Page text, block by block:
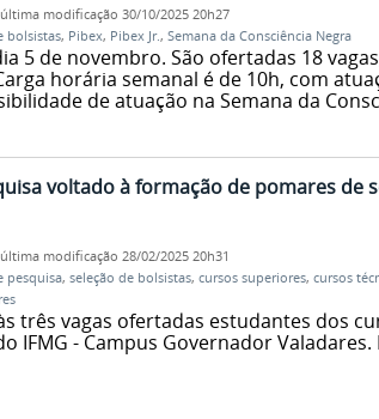
última modificação 30/10/2025 20h27
bolsistas, Pibex, Pibex Jr., Semana da Consciência Negra
5 de novembro. São ofertadas 18
horária semanal é de 10h, com
de atuação na Semana da
voltado à formação de pomares de
última modificação 28/02/2025 20h31
pesquisa, seleção de bolsistas, cursos superiores, cursos
três vagas ofertadas estudantes dos
IFMG - Campus Governador Valadares.